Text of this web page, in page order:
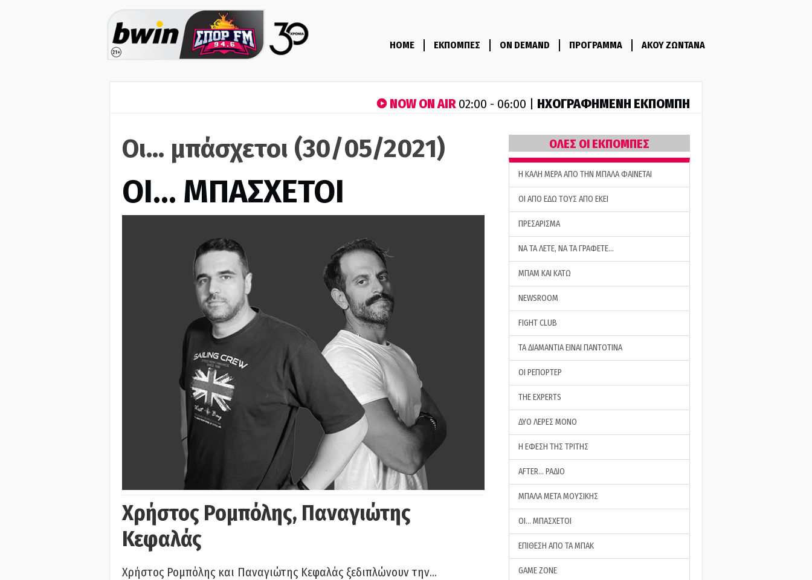
HOME ΕΚΠΟΜΠΕΣ ON DEMAND ΠΡΟΓΡΑΜΜΑ ΑΚΟΥ ΖΩΝΤΑΝΑ
NOW ON AIR02:00 - 06:00 | ΗΧΟΓΡΑΦΗΜΕΝΗ ΕΚΠΟΜΠΗ
Οι... μπάσχετοι (30/05/2021)
ΟΙ… ΜΠΑΣΧΕΤΟΙ
Χρήστος Ρομπόλης, Παναγιώτης
Κεφαλάς
Χρήστος Ρομπόλης και Παναγιώτης Κεφαλάς ξεδιπλώνουν την…
ΟΛΕΣ ΟΙ ΕΚΠΟΜΠΕΣ
H ΚΑΛΗ ΜΕΡΑ ΑΠΟ ΤΗΝ ΜΠΑΛΑ ΦΑΙΝΕΤΑΙ
ΟΙ ΑΠΟ ΕΔΩ ΤΟΥΣ ΑΠΟ ΕΚΕΙ
ΠΡΕΣΑΡΙΣΜΑ
ΝΑ ΤΑ ΛΕΤΕ, ΝΑ ΤΑ ΓΡΑΦΕΤΕ…
ΜΠΑΜ ΚΑΙ ΚΑΤΩ
NEWSROOM
FIGHT CLUB
ΤΑ ΔΙΑΜΑΝΤΙΑ ΕΙΝΑΙ ΠΑΝΤΟΤΙΝΑ
ΟΙ ΡΕΠΟΡΤΕΡ
THE EXPERTS
ΔΥΟ ΛΕΡΕΣ ΜΟΝΟ
Η ΕΦΕΣΗ ΤΗΣ ΤΡΙΤΗΣ
AFTER… ΡΑΔΙΟ
ΜΠΑΛΑ ΜΕΤΑ ΜΟΥΣΙΚΗΣ
ΟΙ… ΜΠΑΣΧΕΤΟΙ
ΕΠΙΘΕΣΗ ΑΠΟ ΤΑ ΜΠΑΚ
GAME ZONE